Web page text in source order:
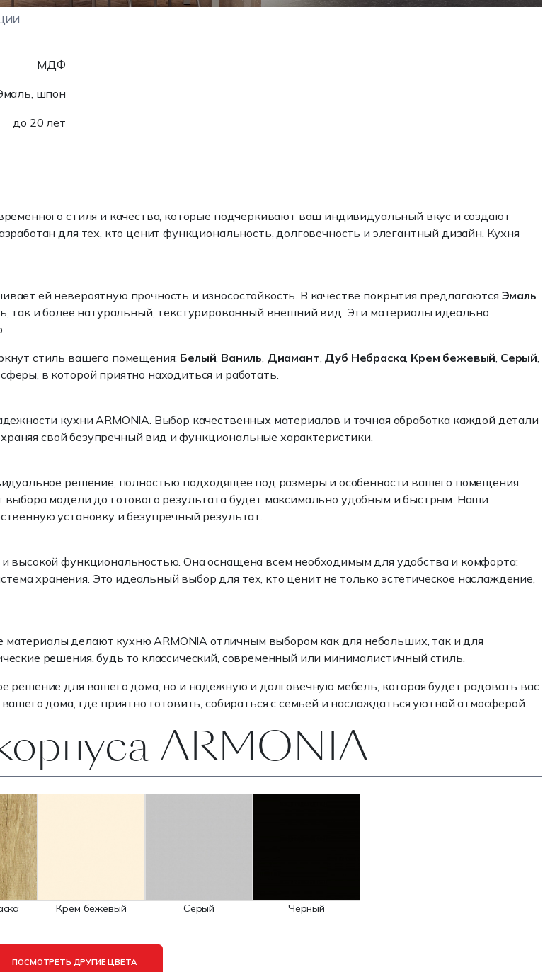
МДФ
шпон
до 20 лет
стиля и качества, которые подчеркивают ваш индивидуальный вкус и создают
для тех, кто ценит функциональность, долговечность и элегантный дизайн. Кухня
ей невероятную прочность и износостойкость. В качестве покрытия предлагаются Эмаль
так и более натуральный, текстурированный внешний вид. Эти материалы идеально
стиль вашего помещения: Белый, Ваниль, Диамант, Дуб Небраска, Крем бежевый, Серый,
в которой приятно находиться и работать.
кухни ARMONIA. Выбор качественных материалов и точная обработка каждой детали
свой безупречный вид и функциональные характеристики.
решение, полностью подходящее под размеры и особенности вашего помещения.
выбора модели до готового результата будет максимально удобным и быстрым. Наши
установку и безупречный результат.
высокой функциональностью. Она оснащена всем необходимым для удобства и комфорта:
хранения. Это идеальный выбор для тех, кто ценит не только эстетическое наслаждение,
делают кухню ARMONIA отличным выбором как для небольших, так и для
решения, будь то классический, современный или минималистичный стиль.
решение для вашего дома, но и надежную и долговечную мебель, которая будет радовать вас
дома, где приятно готовить, собираться с семьей и наслаждаться уютной атмосферой.
ARMONIA
Крем бежевый Серый Черный
ПОСМОТРЕТЬ ДРУГИЕ ЦВЕТА